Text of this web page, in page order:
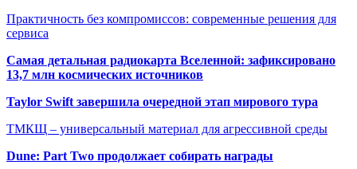
Практичность без компромиссов: современные решения для
сервиса
Самая детальная радиокарта Вселенной: зафиксировано
13,7 млн космических источников
Taylor Swift завершила очередной этап мирового тура
ТМКЩ – универсальный материал для агрессивной среды
Dune: Part Two продолжает собирать награды